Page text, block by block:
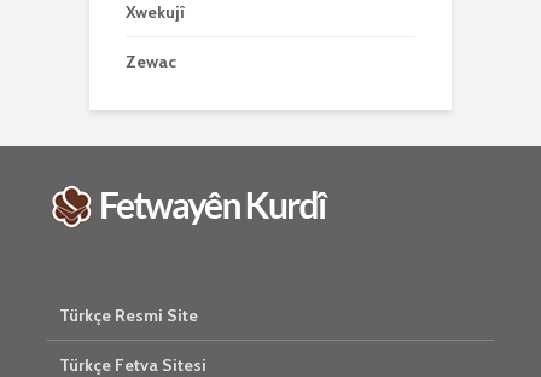
Xwekujî
Zewac
Türkçe Resmi Site
Türkçe Fetva Sitesi